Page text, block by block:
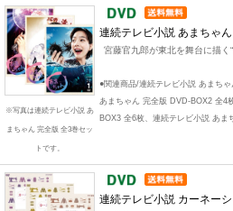
※写真は連続テレビ小説 あ
まちゃん 完全版 全3巻セッ
トです。
連続テレビ小説 あまちゃ
宮藤官九郎が東北を舞台に描く
●関連商品/連続テレビ小説 あまち
あまちゃん 完全版 DVD-BOX2 全4
BOX3 全6枚、連続テレビ小説 あま
連続テレビ小説 カーネー